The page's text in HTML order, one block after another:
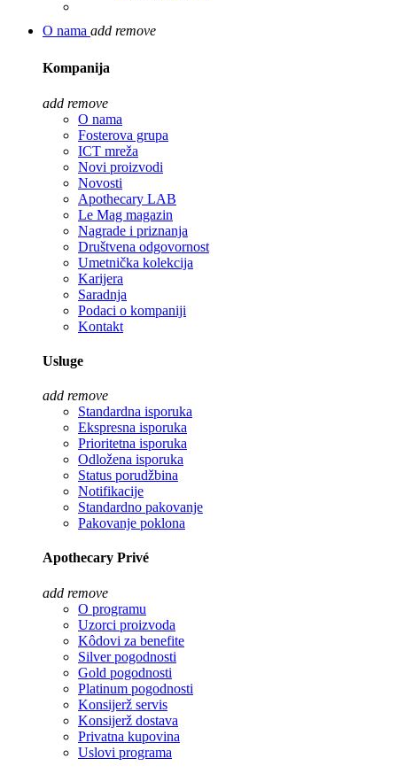
O nama add remove
Kompanija
add remove
O nama
Fosterova grupa
ICT mreža
Novi proizvodi
Novosti
Apothecary LAB
Le Mag magazin
Nagrade i priznanja
Društvena odgovornost
Umetnička kolekcija
Karijera
Saradnja
Podaci o kompaniji
Kontakt
Usluge
add remove
Standardna isporuka
Ekspresna isporuka
Prioritetna isporuka
Odložena isporuka
Status porudžbina
Notifikacije
Standardno pakovanje
Pakovanje poklona
Apothecary Privé
add remove
O programu
Uzorci proizvoda
Kôdovi za benefite
Silver pogodnosti
Gold pogodnosti
Platinum pogodnosti
Konsijerž servis
Konsijerž dostava
Privatna kupovina
Uslovi programa